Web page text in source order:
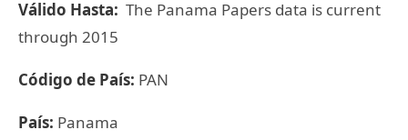
Válido Hasta: The Panama Papers data is current
through 2015
Código de País: PAN
País: Panama